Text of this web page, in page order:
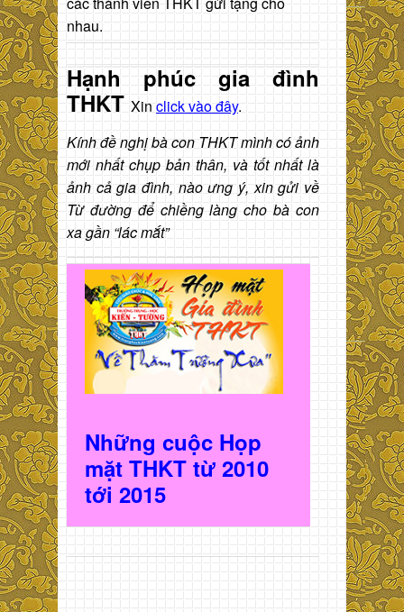
nhau.
Hạnh phúc gia đình
THKT Xin click vào đây.
Kính đề nghị bà con THKT mình có ảnh
mới nhất chụp bản thân, và tốt nhất là
ảnh cả gia đình, nào ưng ý, xin gửi về
Từ đường để chiềng làng cho bà con
xa gần “lác mắt”
Những cuộc Họp
mặt THKT từ 2010
tới 2015